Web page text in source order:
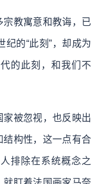
宗教寓意和教诲，已
的“此刻”，却成为
的此刻，和我们不
被忽视，也反映出
结构性，这一点有合
排除在系统概念之